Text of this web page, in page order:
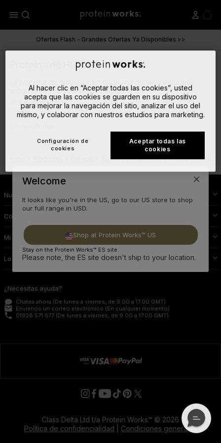
menu
Ofertas Flash - Grandes Ofertas Ya Disponibles >>
Proteína de Huevo
antiguas de proteína en la nutrición depor...
Seguir leyendo
Batidos de Proteínas Proteína de
Nutrición Deportiva
Conoce Protein Works
Mi Perfil Protein Works
Lo Demás
¿Necesitas ayuda?
Chatea ahora (De lunes a viernes, de 9.00 a 17.00 GMT)
email Envíenos un correo electrónico (En cualquier momento)
phone 01928 571 677 (De lunes a viernes, de 9.00 a 17.00 GMT)
Class Delta Ltd t/a Protein Works™ © 2026
Política de confidencialidad
Condiciones generales
Al hacer clic en “Aceptar todas las cookies”, usted
acepta que las cookies se guarden en su dispositivo
para mejorar la navegación del sitio, analizar el uso del
mismo, y colaborar con nuestros estudios para marketing.
Aceptar todas las
cookies
Configuración de
cookies
Welcome
It looks like you're in the US, go to our US store to shop
our full range in USD.
Shop at Protein Works™ US
Stay on the Protein Works™ ES site.
Please note, the ES site doesn't ship to your location.